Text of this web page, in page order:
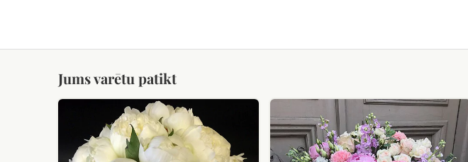
Jums varētu patikt
Baltu
Smaržojošs!
XXL
ziedu
grozs